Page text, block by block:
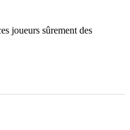
joueurs sûrement des